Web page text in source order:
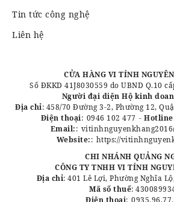
Tin tức công nghệ
Liên hệ
CỬA HÀNG VI TÍNH
Số ĐKKD 41J8030559 do UBND Q.10
Người đại diện Hộ kinh
Địa chỉ: 458/70 Đường 3-2, Phường 12,
Điện thoại: 0946 102 477 - Hotline
Email::
Website:: https://
CHI NHÁNH QUẢNG
CÔNG TY TNHH VI TÍNH
Địa chỉ: 401 Lê Lợi, Phường Nghĩa
Mã số thuế:
Điện thoại: